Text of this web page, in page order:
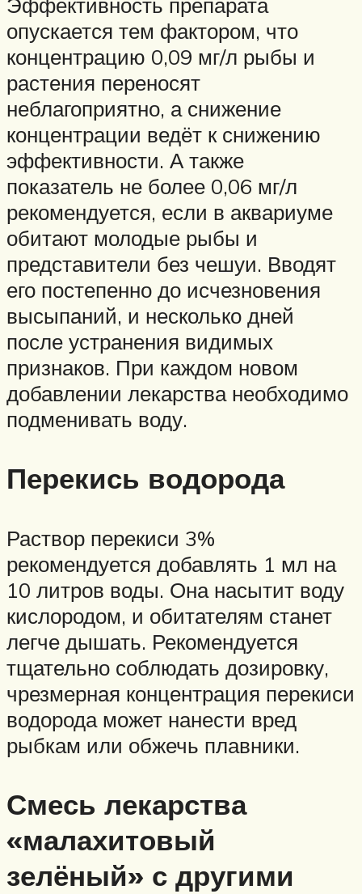
опускается тем фактором, что
концентрацию 0,09 мг/л рыбы и
растения переносят
неблагоприятно, а снижение
концентрации ведёт к снижению
эффективности. А также
показатель не более 0,06 мг/л
рекомендуется, если в аквариуме
обитают молодые рыбы и
представители без чешуи. Вводят
его постепенно до исчезновения
высыпаний, и несколько дней
после устранения видимых
признаков. При каждом новом
добавлении лекарства необходимо
подменивать воду.
Перекись водорода
Раствор перекиси 3%
рекомендуется добавлять 1 мл на
10 литров воды. Она насытит воду
кислородом, и обитателям станет
легче дышать. Рекомендуется
тщательно соблюдать дозировку,
чрезмерная концентрация перекиси
водорода может нанести вред
рыбкам или обжечь плавники.
Смесь лекарства
«малахитовый
зелёный» с другими